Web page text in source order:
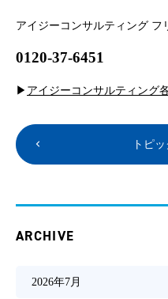
アイジーコンサルティング フ
0120-37-6451
▶ アイジーコンサルティング
トピ
ARCHIVE
2026年7月